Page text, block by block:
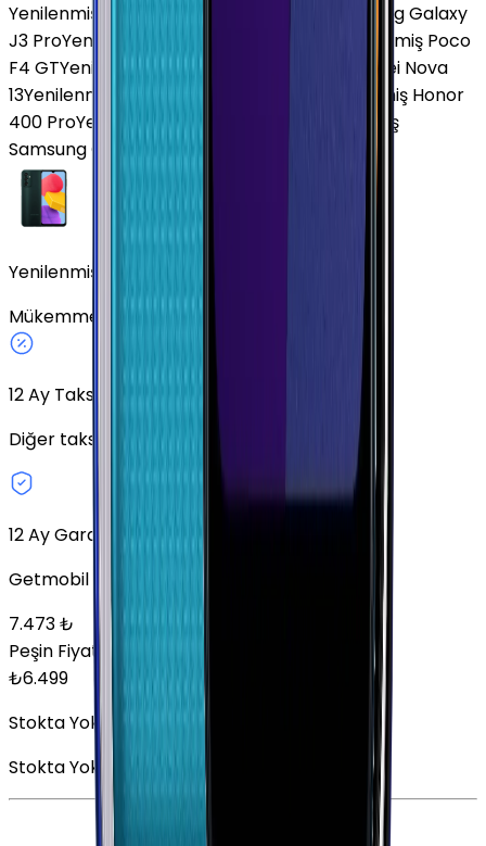
Yenilenmiş Poco X4 GT 5G
Yenilenmiş Samsung Galaxy
J3 ProYenilenmiş Samsung Galaxy A33
Yenilenmiş Poco
F4 GTYenilenmiş Omix X600
Yenilenmiş Huawei Nova
13Yenilenmiş Samsung Galaxy S25 FE
Yenilenmiş Honor
400 ProYenilenmiş Apple iPhone XR
Yenilenmiş
Samsung Galaxy J7 Core
Yenilenmiş Samsung Galaxy M13 Yeşil 128 GB
Mükemmel
128 GB Yeşil Fiziki SIM
12Ay Taksit Seçeneği
Diğer taksit seçeneklerini keşfedin.
12 Ay Garanti
Getmobil Garantisi
7.473₺
Peşin Fiyatına
₺6.499
Stokta Yok
Stokta Yok